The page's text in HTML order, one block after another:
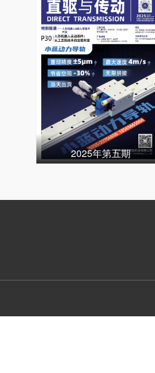
2025年第五期